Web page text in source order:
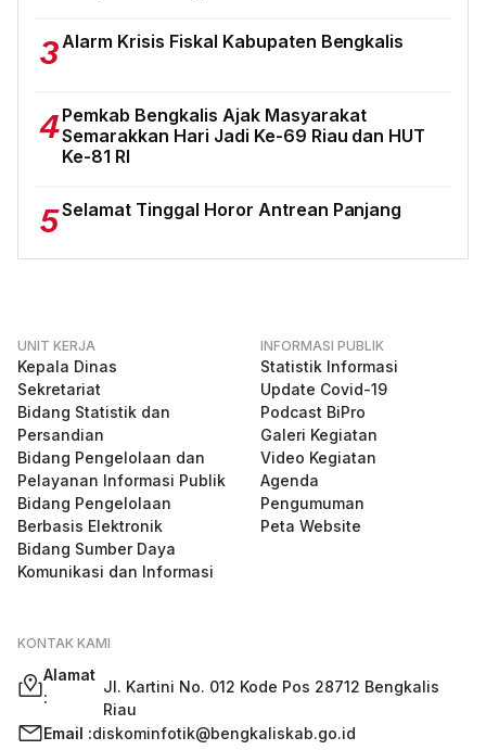
3 Alarm Krisis Fiskal Kabupaten Bengkalis
4Pemkab Bengkalis Ajak Masyarakat
Semarakkan Hari Jadi Ke-69 Riau dan HUT
Ke-81 RI
5Selamat Tinggal Horor Antrean Panjang
UNIT KERJA
Kepala Dinas
Sekretariat
Bidang Statistik dan
Persandian
Bidang Pengelolaan dan
Pelayanan Informasi Publik
Bidang Pengelolaan
Berbasis Elektronik
Bidang Sumber Daya
Komunikasi dan Informasi
INFORMASI PUBLIK
Statistik Informasi
Update Covid-19
Podcast BiPro
Galeri Kegiatan
Video Kegiatan
Agenda
Pengumuman
Peta Website
KONTAK KAMI
Alamat
:
Jl. Kartini No. 012 Kode Pos 28712 Bengkalis
Riau
Email :diskominfotik@bengkaliskab.go.id